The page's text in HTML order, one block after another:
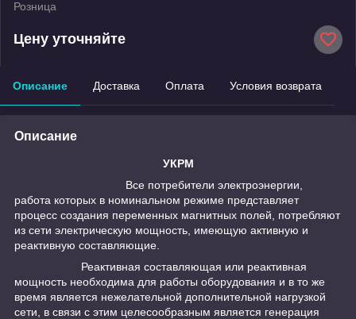
Розница
Цену уточняйте
Описание Доставка Оплата Условия возврата
Описание
УКРМ
Все потребители электроэнергии,
работа которых в номинальном режиме представляет
процесс создания переменных магнитных полей, потребляют
из сети электрическую мощность, имеющую активную и
реактивную составляющие.
Реактивная составляющая или реактивная
мощность необходима для работы оборудования и в то же
время является нежелательной дополнительной нагрузкой
сети, в связи с этим целесообразным является генерация